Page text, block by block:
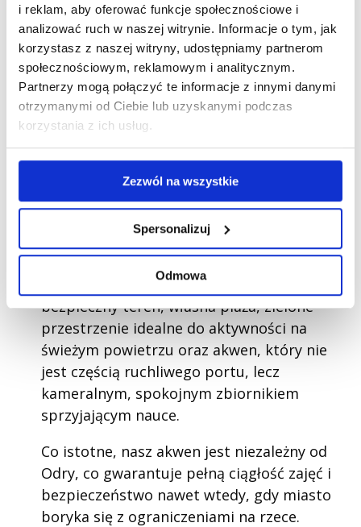
i reklam, aby oferować funkcje społecznościowe i
analizować ruch w naszej witrynie. Informacje o tym, jak
korzystasz z naszej witryny, udostępniamy partnerom
społecznościowym, reklamowym i analitycznym.
Partnerzy mogą połączyć te informacje z innymi danymi
otrzymanymi od Ciebie lub uzyskanymi podczas
korzystania z ich usług.
Zezwól na wszystkie
Spersonalizuj
Odmowa
miejsce – żeglarskie
półkolonie Wrocław
Naszepółkolonie odbywają się w Ośrodku
Wypoczynkowym Wały
łączy wygodę bliskości Wrocławia z
atmosferą prawdziwych wakacji poza
miastem. To przestrzeń oddalona od
miejskiego zgiełku, dzięki czemu dzieci
naprawdę czują, że wyjeżdżają „na wakacje”,
mimo że są tak niedaleko domu. Do naszej
dyspozycji jest cały ośrodek: ogrodzony,
bezpieczny teren, własna plaża, zielone
przestrzenie idealne do aktywności na
świeżym powietrzu oraz akwen, który nie
jest częścią ruchliwego portu, lecz
kameralnym, spokojnym zbiornikiem
sprzyjającym nauce.
Co istotne, nasz akwen jest niezależny od
Odry, co gwarantuje pełną ciągłość zajęć i
bezpieczeństwo nawet wtedy, gdy miasto
boryka się z ograniczeniami na rzece.